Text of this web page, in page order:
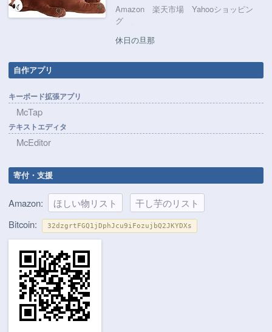
Amazon
楽天市場
Yahooショッピン
グ
休日の旦那
自作アプリ
キーボード拡張アプリ
McTap
テキストエディタ
McEditor
寄付・支援
Amazon: ほしい物リスト
干し芋のリスト
Bitcoin:
32dzgrtFGQ1jDphJcu9iFozujbQ2JKYDXs